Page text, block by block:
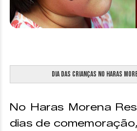
Dia das Crianças no Haras
No Haras Morena
dias de